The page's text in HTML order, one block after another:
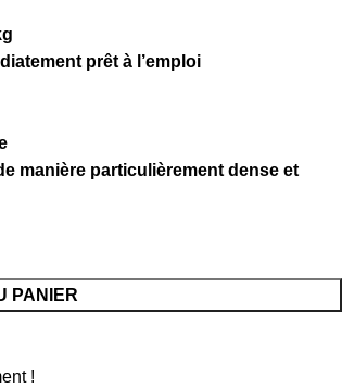
prêt à l’emploi
manière particulièrement dense et
PANIER
!